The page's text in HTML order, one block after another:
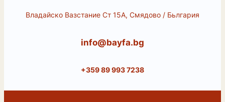
Владайско Вазстание Ст 15А, Смядово / Бьлгария
info@bayfa.bg
+359 89 993 7238